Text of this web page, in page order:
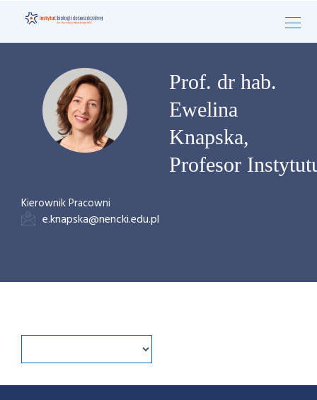
Prof. dr hab.
Ewelina
Knapska,
Profesor
Kierownik Pracowni
e.knapska@nencki.edu.pl